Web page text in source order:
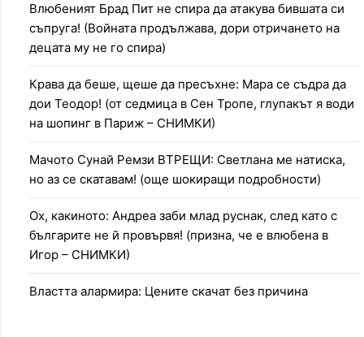
Влюбеният Брад Пит не спира да атакува бившата си
съпруга! (Войната продължава, дори отричането на
децата му не го спира)
Крава да беше, щеше да пресъхне: Мара се съдра да
дои Теодор! (от седмица в Сен Тропе, глупакът я води
на шопинг в Париж – СНИМКИ)
Мачото Сунай Ремзи ВТРЕЩИ: Светлана ме натиска,
но аз се скатавам! (още шокиращи подробности)
Ох, какиното: Андреа заби млад руснак, след като с
българите не й провървя! (призна, че е влюбена в
Игор – СНИМКИ)
Властта алармира: Цените скачат без причина